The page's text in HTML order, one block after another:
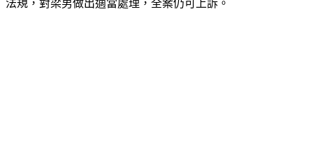
法規，對梁男做出適當處理，全案仍可上訴。